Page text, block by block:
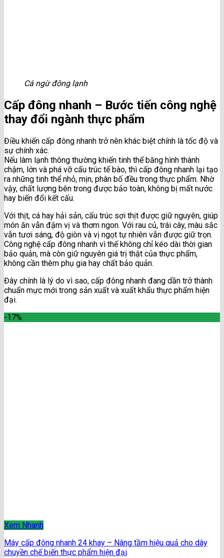
Cá ngừ đông lạnh
Cấp đông nhanh – Bước tiến công nghệ
thay đổi ngành thực phẩm
Điều khiến cấp đông nhanh trở nên khác biệt chính là tốc độ và
sự chính xác.
Nếu làm lạnh thông thường khiến tinh thể băng hình thành
chậm, lớn và phá vỡ cấu trúc tế bào, thì cấp đông nhanh lại tạo
ra những tinh thể nhỏ, mịn, phân bố đều trong thực phẩm. Nhờ
vậy, chất lượng bên trong được bảo toàn, không bị mất nước
hay biến đổi kết cấu.
Với thịt, cá hay hải sản, cấu trúc sợi thịt được giữ nguyên, giúp
món ăn vẫn đậm vị và thơm ngon. Với rau củ, trái cây, màu sắc
vẫn tươi sáng, độ giòn và vị ngọt tự nhiên vẫn được giữ trọn.
Công nghệ cấp đông nhanh vì thế không chỉ kéo dài thời gian
bảo quản, mà còn giữ nguyên giá trị thật của thực phẩm,
không cần thêm phụ gia hay chất bảo quản.
Đây chính là lý do vì sao, cấp đông nhanh đang dần trở thành
chuẩn mực mới trong sản xuất và xuất khẩu thực phẩm hiện
đại.
-17%
Xem Nhanh
Máy cấp đông nhanh 24 khay – Nâng tầm hiệu quả cho dây
chuyền chế biến thực phẩm hiện đại